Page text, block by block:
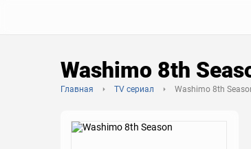
Washimo 8th
Главная TV сериал Washimo 8th